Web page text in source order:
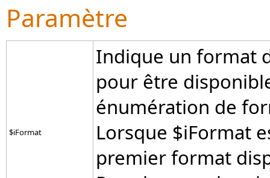
Paramètre
$iFormat
Indique un format
pour être
énumération de
Lorsque $iFormat
premier format